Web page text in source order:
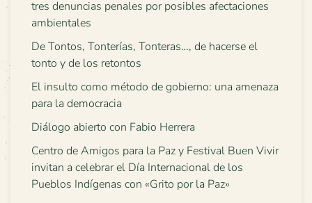
tres denuncias penales por posibles afectaciones
ambientales
De Tontos, Tonterías, Tonteras…, de hacerse el
tonto y de los retontos
El insulto como método de gobierno: una amenaza
para la democracia
Diálogo abierto con Fabio Herrera
Centro de Amigos para la Paz y Festival Buen Vivir
invitan a celebrar el Día Internacional de los
Pueblos Indígenas con «Grito por la Paz»